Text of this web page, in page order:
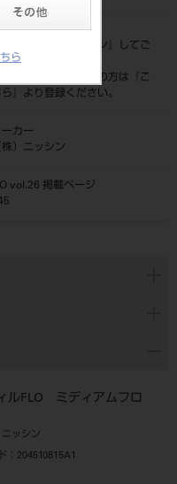
ら
準価格
ログイン
』してご
ださい。
ット会員登録がまだの方は『
こ
ら
』より登録ください。
ーカー
株）ニッシン
vol.26 掲載ページ
ルFLO ミディアムフロ
ニッシン
：204510815A1